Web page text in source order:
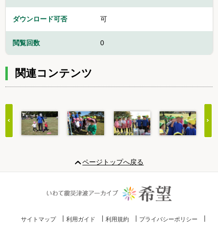
ダウンロード可否 可
閲覧回数 0
関連コンテンツ
20
ページトップへ戻る
サイトマップ 利用ガイド 利用規約 プライバシーポリシー